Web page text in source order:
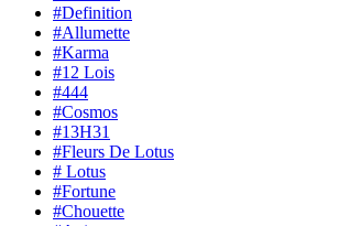
#Definition
#Allumette
#Karma
#12 Lois
#444
#Cosmos
#13H31
#Fleurs De Lotus
# Lotus
#Fortune
#Chouette